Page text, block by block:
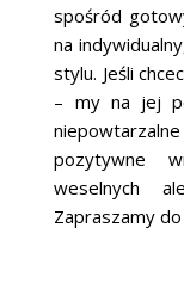
spośród
na
stylu. Jeśli
– my na jej
pozytywne
weselnych
Zapraszamy do